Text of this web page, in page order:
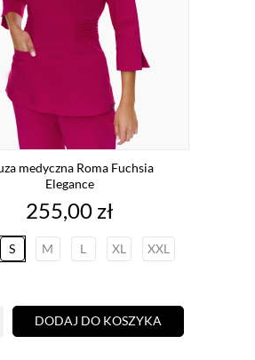
medyczna Roma Fuchsia
Elegance
Cena
255,00 zł
S M L XL XXL
DODAJ DO KOSZYKA